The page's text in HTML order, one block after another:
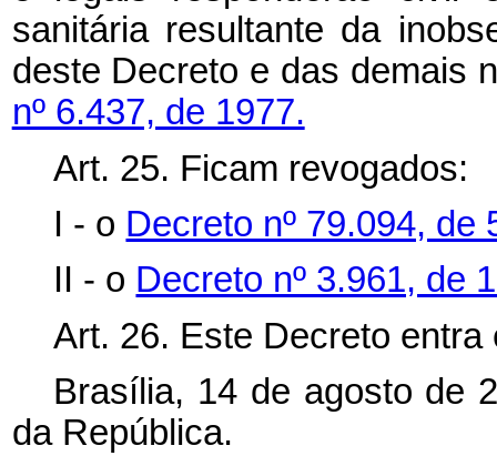
sanitária resultante da
deste Decreto e das demais
nº 6.437, de 1977.
Art. 25. Ficam revogados:
I - o Decreto nº 79.094,
II - o Decreto nº 3.961, de
Art. 26. Este Decreto
Brasília, 14 de agosto de
da República.